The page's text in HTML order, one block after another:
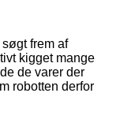
frem af
kigget mange
de varer der
robotten derfor